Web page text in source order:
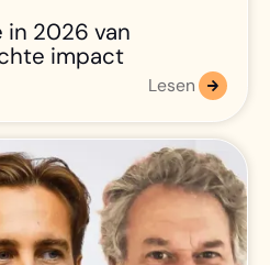
in 2026 van
impact
Lesen